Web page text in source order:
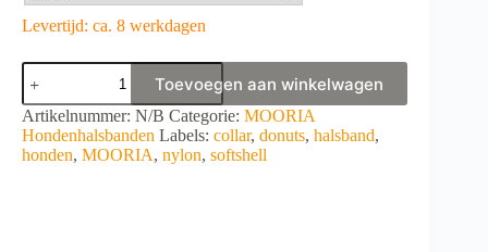
Levertijd: ca. 8 werkdagen
MOORIA
Collar
Donuts
aantal
Toevoegen aan winkelwagen
A
l
t
Artikelnummer: N/B Categorie: MOORIA
Hondenhalsbanden Labels: collar, donuts, halsband,
honden, MOORIA, nylon, softshell